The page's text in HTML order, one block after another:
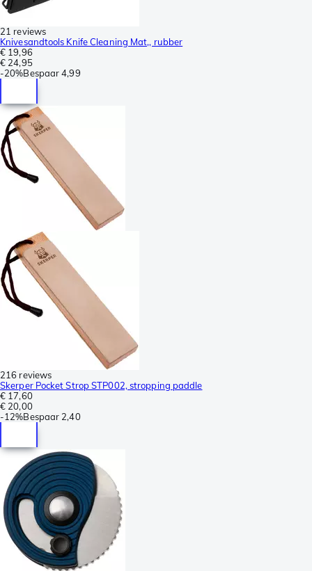
21 reviews
Knivesandtools Knife Cleaning Mat,, rubber
€ 19,96
€ 24,95
-20%Bespaar 4,99
216 reviews
Skerper Pocket Strop STP002, stropping paddle
€ 17,60
€ 20,00
-12%Bespaar 2,40